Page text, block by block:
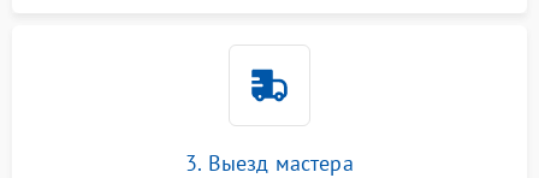
3. Выезд мастера